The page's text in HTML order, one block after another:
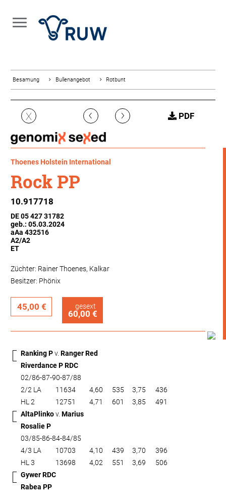
Besamung Bullenangebot Rotbunt
X ‹ › PDF
Thoenes Holstein International
Rock PP
10.917718
DE 05 427 31782
geb.: 05.03.2024
aAa 432516
A2/A2
ET
Züchter: Rainer Thoenes, Kalkar
Besitzer: Phönix
45,00 € gesext
60,00 €
Ranking Pv. Ranger Red
Riverdance P RDC
02/86-87-90-87/88
2/2 LA
11634 4,60 535 3,75
436
HL 2
12751 4,71 601 3,85
491
AltaPlinkov. Marius
Rosalie P
03/85-86-84-84/85
4/3 LA
10703 4,10 439 3,70
396
HL 3
13698 4,02 551 3,69
506
Gywer RDC
Rabea PP